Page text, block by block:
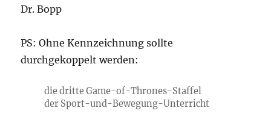
Dr. Bopp
PS: Ohne Kennzeichnung sollte
durchgekoppelt werden:
die dritte Game-of-Thrones-Staffel
der Sport-und-Bewegung-Unterricht